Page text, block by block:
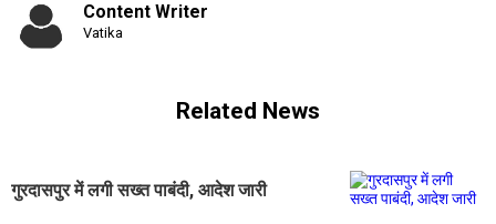
Content Writer
Vatika
Related News
गुरदासपुर में लगी सख्त पाबंदी, आदेश जारी